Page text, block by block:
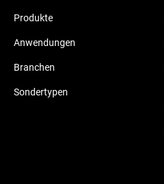
Produkte
Anwendungen
Branchen
Sondertypen